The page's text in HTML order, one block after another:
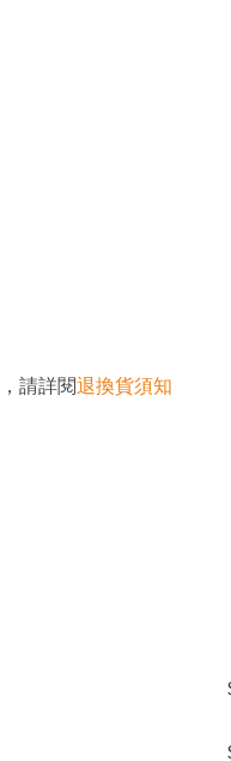
， 請詳閱退換貨須知